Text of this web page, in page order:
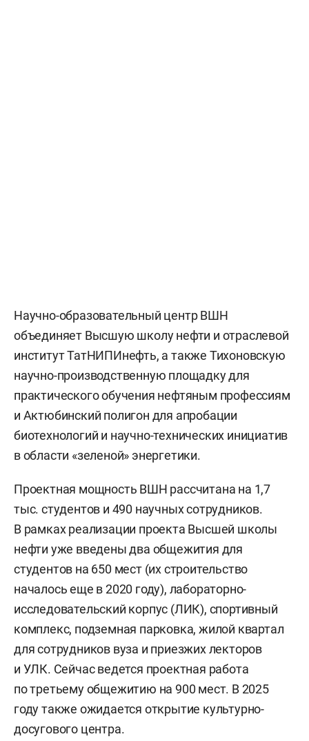
Научно-образовательный центр ВШН
объединяет Высшую школу нефти и отраслевой
институт ТатНИПИнефть, а также Тихоновскую
научно-производственную площадку для
практического обучения нефтяным профессиям
и Актюбинский полигон для апробации
биотехнологий и научно-технических инициатив
в области «зеленой» энергетики.
Проектная мощность ВШН рассчитана на 1,7
тыс. студентов и 490 научных сотрудников.
В рамках реализации проекта Высшей школы
нефти уже введены два общежития для
студентов на 650 мест (их строительство
началось еще в 2020 году), лабораторно-
исследовательский корпус (ЛИК), спортивный
комплекс, подземная парковка, жилой квартал
для сотрудников вуза и приезжих лекторов
и УЛК. Сейчас ведется проектная работа
по третьему общежитию на 900 мест. В 2025
году также ожидается открытие культурно-
досугового центра.